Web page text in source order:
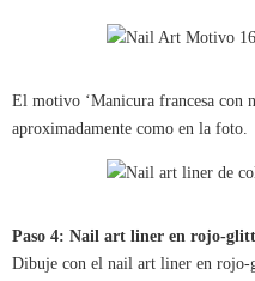
El motivo ‘Manicura francesa con
aproximadamente como en la foto.
Paso 4: Nail art liner en rojo-
Dibuje con el nail art liner en rojo-